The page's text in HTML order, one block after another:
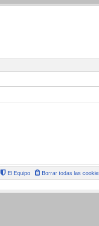
Borrar todas las
El Equipo